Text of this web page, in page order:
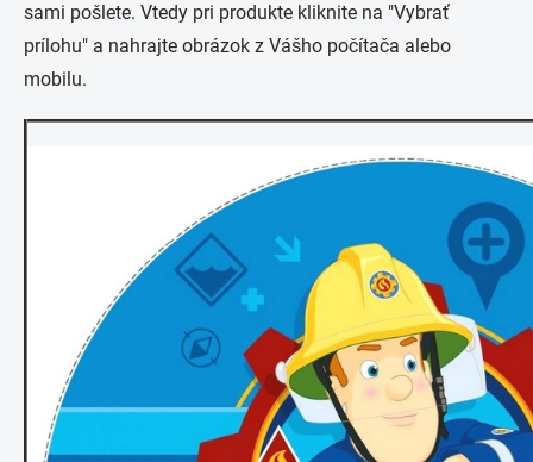
sami pošlete. Vtedy pri produkte kliknite na "Vybrať
prílohu" a nahrajte obrázok z Vášho počítača alebo
mobilu.